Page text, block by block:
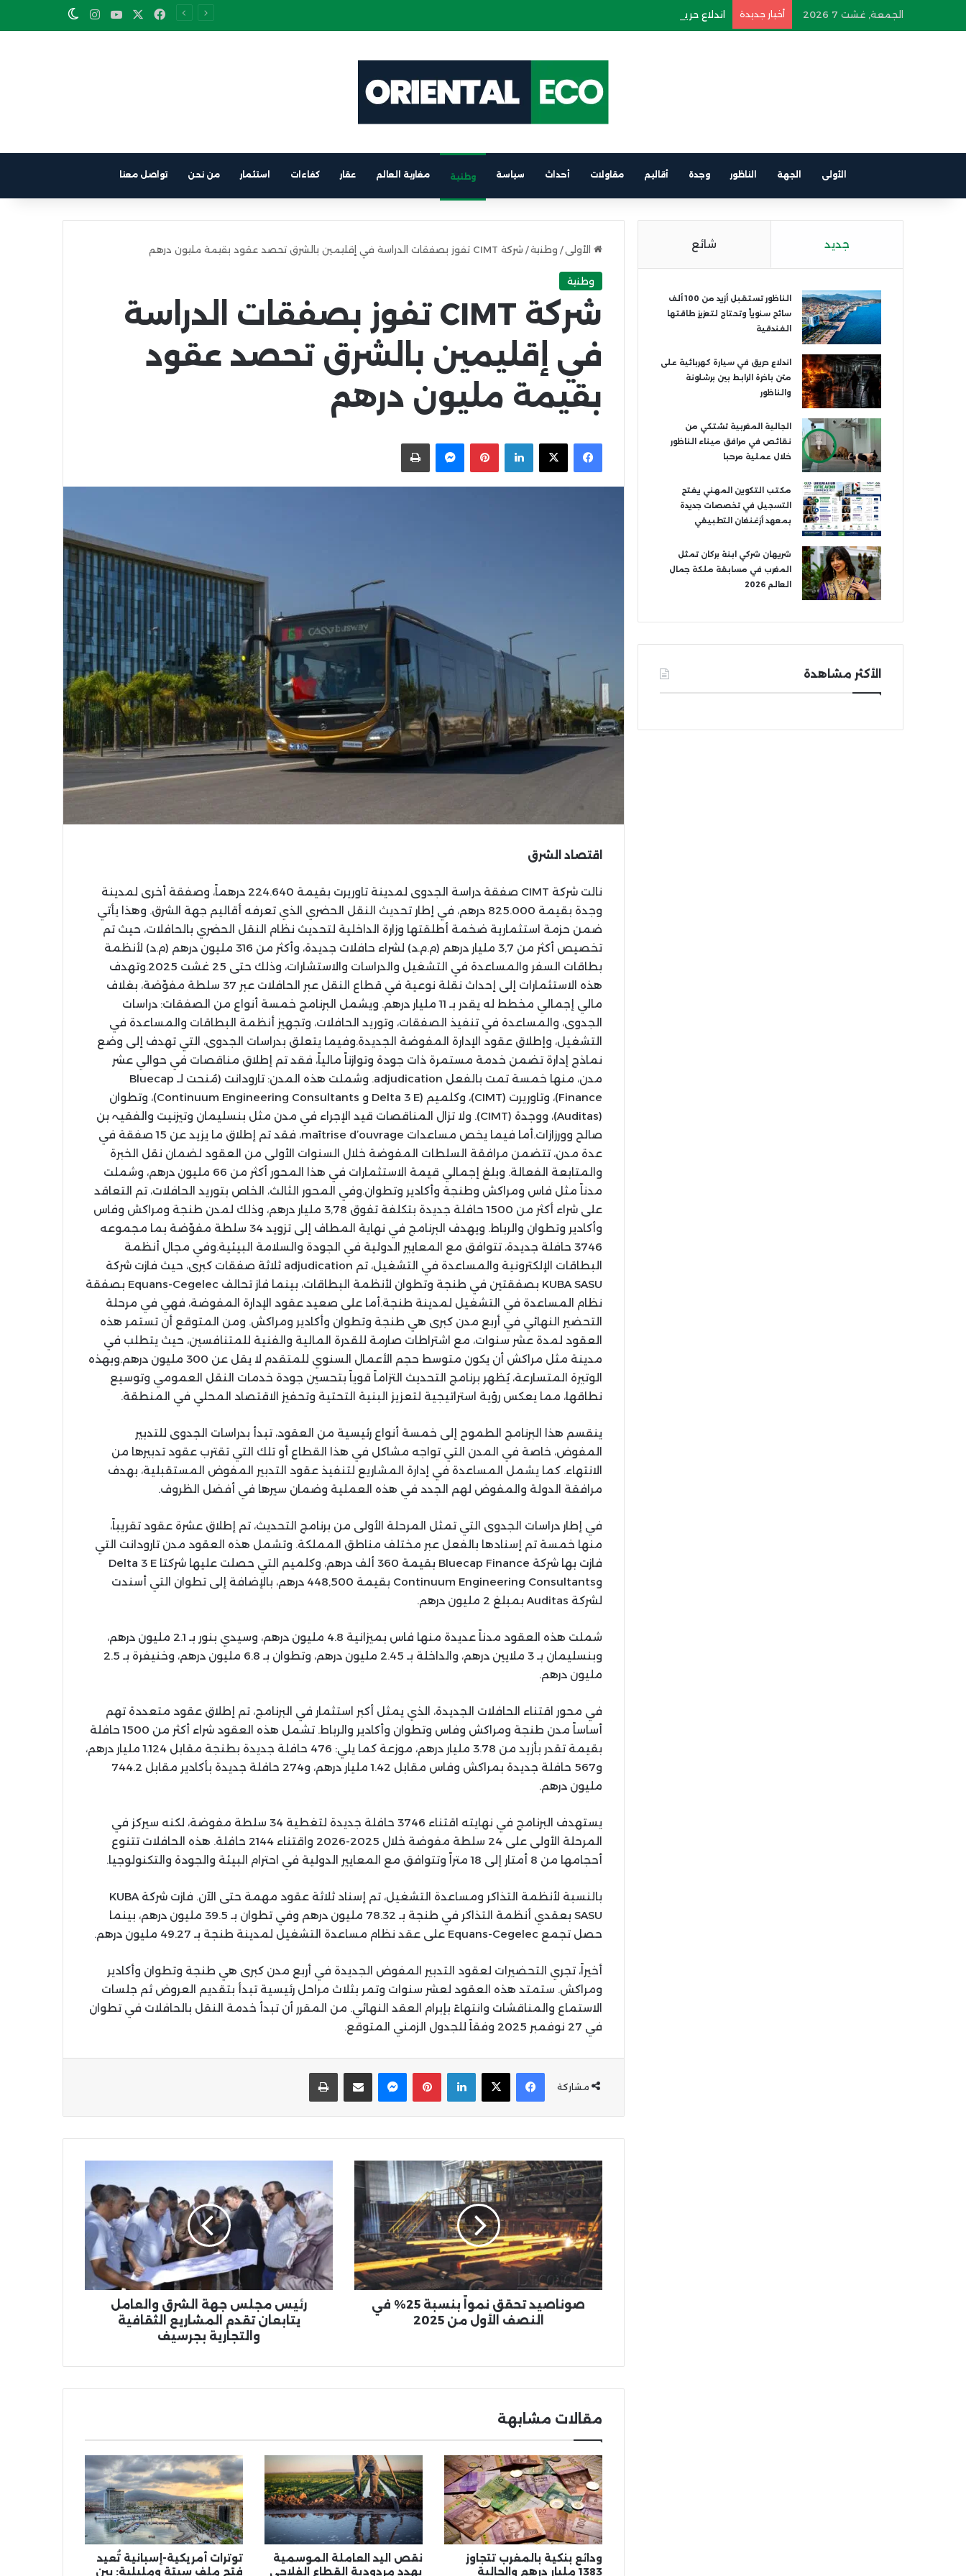
الجمعة, غشت 7 2026 أخبار جديدة اندلاع حريق في سيارة كهربائية على متن باخرة الرابط بين برشلونة والناظور Facebook
YouTube
Instagram
Switch skin
الأولى الجهة الناظور وجدة أقاليم مقاولات أحداث سياسة وطنية مغاربة العالم عقار كفاءات استثمار من نحن تواصل معنا
الأولى / وطنية/ شركة CIMT تفوز بصفقات الدراسة في إقليمين بالشرق تحصد عقود بقيمة مليون درهم
وطنية
شركة CIMT تفوز بصفقات الدراسة
في إقليمين بالشرق تحصد عقود
بقيمة مليون درهم
Facebook
X
LinkedIn
Pinterest
Messengerاطبعها
اقتصاد الشرق
نالت شركة CIMT صفقة دراسة الجدوى لمدينة تاوريرت بقيمة 224.640 درهماً، وصفقة أخرى لمدينة
وجدة بقيمة 825.000 درهم، في إطار تحديث النقل الحضري الذي تعرفه أقاليم جهة الشرق. وهذا يأتي
ضمن حزمة استثمارية ضخمة أطلقتها وزارة الداخلية لتحديث نظام النقل الحضري بالحافلات، حيث تم
تخصيص أكثر من 3,7 مليار درهم (م.م.د) لشراء حافلات جديدة، وأكثر من 316 مليون درهم (م.د) لأنظمة
بطاقات السفر والمساعدة في التشغيل والدراسات والاستشارات، وذلك حتى 25 غشت 2025.وتهدف
هذه الاستثمارات إلى إحداث نقلة نوعية في قطاع النقل عبر الحافلات عبر 37 سلطة مفوّضة، بغلاف
مالي إجمالي مخطط له يقدر بـ 11 مليار درهم. ويشمل البرنامج خمسة أنواع من الصفقات: دراسات
الجدوى، والمساعدة في تنفيذ الصفقات، وتوريد الحافلات، وتجهيز أنظمة البطاقات والمساعدة في
التشغيل، وإطلاق عقود الإدارة المفوضة الجديدة.وفيما يتعلق بدراسات الجدوى، التي تهدف إلى وضع
نماذج إدارة تضمن خدمة مستمرة ذات جودة وتوازناً مالياً، فقد تم إطلاق مناقصات في حوالي عشر
مدن، منها خمسة تمت بالفعل adjudication. وشملت هذه المدن: تارودانت (مُنحت لـ Bluecap
Finance)، وتاوريرت (CIMT)، وكلميم (Delta 3 E و Continuum Engineering Consultants)، وتطوان
(Auditas)، ووجدة (CIMT). ولا تزال المناقصات قيد الإجراء في مدن مثل بنسليمان وتيزنيت والفقيہ بن
صالح وورزازات.أما فيما يخص مساعدات maîtrise d’ouvrage، فقد تم إطلاق ما يزيد عن 15 صفقة في
عدة مدن، تتضمن مرافقة السلطات المفوضة خلال السنوات الأولى من العقود لضمان نقل الخبرة
والمتابعة الفعالة. وبلغ إجمالي قيمة الاستثمارات في هذا المحور أكثر من 66 مليون درهم، وشملت
مدناً مثل فاس ومراكش وطنجة وأكادير وتطوان.وفي المحور الثالث، الخاص بتوريد الحافلات، تم التعاقد
على شراء أكثر من 1500 حافلة جديدة بتكلفة تفوق 3,78 مليار درهم، وذلك لمدن طنجة ومراكش وفاس
وأكادير وتطوان والرباط. ويهدف البرنامج في نهاية المطاف إلى تزويد 34 سلطة مفوّضة بما مجموعه
3746 حافلة جديدة، تتوافق مع المعايير الدولية في الجودة والسلامة البيئية.وفي مجال أنظمة
البطاقات الإلكترونية والمساعدة في التشغيل، تم adjudication ثلاثة صفقات كبرى، حيث فازت شركة
KUBA SASU بصفقتين في طنجة وتطوان لأنظمة البطاقات، بينما فاز تحالف Equans-Cegelec بصفقة
نظام المساعدة في التشغيل لمدينة طنجة.أما على صعيد عقود الإدارة المفوضة، فهي في مرحلة
التحضير النهائي في أربع مدن كبرى هي طنجة وتطوان وأكادير ومراكش. ومن المتوقع أن تستمر هذه
العقود لمدة عشر سنوات، مع اشتراطات صارمة للقدرة المالية والفنية للمتنافسين، حيث يتطلب في
مدينة مثل مراكش أن يكون متوسط حجم الأعمال السنوي للمتقدم لا يقل عن 300 مليون درهم.وبهذه
الوتيرة المتسارعة، يُظهر برنامج التحديث التزاماً قوياً بتحسين جودة خدمات النقل العمومي وتوسيع
نطاقها، مما يعكس رؤية استراتيجية لتعزيز البنية التحتية وتحفيز الاقتصاد المحلي في المنطقة.
ينقسم هذا البرنامج الطموح إلى خمسة أنواع رئيسية من العقود، تبدأ بدراسات الجدوى للتدبير
المفوض، خاصة في المدن التي تواجه مشاكل في هذا القطاع أو تلك التي تقترب عقود تدبيرها من
الانتهاء. كما يشمل المساعدة في إدارة المشاريع لتنفيذ عقود التدبير المفوض المستقبلية، بهدف
مرافقة الدولة والمفوض لهم الجدد في هذه العملية وضمان سيرها في أفضل الظروف.
في إطار دراسات الجدوى التي تمثل المرحلة الأولى من برنامج التحديث، تم إطلاق عشرة عقود تقريباً،
منها خمسة تم إسنادها بالفعل عبر مختلف مناطق المملكة. وتشمل هذه العقود مدن تارودانت التي
فازت بها شركة Bluecap Finance بقيمة 360 ألف درهم، وكلميم التي حصلت عليها شركتا Delta 3 E
وContinuum Engineering Consultants بقيمة 448,500 درهم، بالإضافة إلى تطوان التي أسندت
لشركة Auditas بمبلغ 2 مليون درهم.
شملت هذه العقود مدناً عديدة منها فاس بميزانية 4.8 مليون درهم، وسيدي بنور بـ 2.1 مليون درهم،
وبنسليمان بـ 3 ملايين درهم، والداخلة بـ 2.45 مليون درهم، وتطوان بـ 6.8 مليون درهم، وخنيفرة بـ 2.5
مليون درهم.
في محور اقتناء الحافلات الجديدة، الذي يمثل أكبر استثمار في البرنامج، تم إطلاق عقود متعددة تهم
أساساً مدن طنجة ومراكش وفاس وتطوان وأكادير والرباط. تشمل هذه العقود شراء أكثر من 1500 حافلة
بقيمة تقدر بأزيد من 3.78 مليار درهم، موزعة كما يلي: 476 حافلة جديدة بطنجة مقابل 1.124 مليار درهم،
و567 حافلة جديدة بمراكش وفاس مقابل 1.42 مليار درهم، و274 حافلة جديدة بأكادير مقابل 744.2
مليون درهم.
يستهدف البرنامج في نهايته اقتناء 3746 حافلة جديدة لتغطية 34 سلطة مفوضة، لكنه سيركز في
المرحلة الأولى على 24 سلطة مفوضة خلال 2025-2026 واقتناء 2144 حافلة. هذه الحافلات تتنوع
أحجامها من 8 أمتار إلى 18 متراً وتتوافق مع المعايير الدولية في احترام البيئة والجودة والتكنولوجيا.
بالنسبة لأنظمة التذاكر ومساعدة التشغيل، تم إسناد ثلاثة عقود مهمة حتى الآن. فازت شركة KUBA
SASU بعقدي أنظمة التذاكر في طنجة بـ 78.32 مليون درهم وفي تطوان بـ 39.5 مليون درهم، بينما
حصل تجمع Equans-Cegelec على عقد نظام مساعدة التشغيل لمدينة طنجة بـ 49.27 مليون درهم.
أخيراً، تجري التحضيرات لعقود التدبير المفوض الجديدة في أربع مدن كبرى هي طنجة وتطوان وأكادير
ومراكش. ستمتد هذه العقود لعشر سنوات وتمر بثلاث مراحل رئيسية تبدأ بتقديم العروض ثم جلسات
الاستماع والمناقشات وانتهاءً بإبرام العقد النهائي. من المقرر أن تبدأ خدمة النقل بالحافلات في تطوان
في 27 نوفمبر 2025 وفقاً للجدول الزمني المتوقع.
مشاركة
Facebook
X
LinkedIn
Pinterest
Messengerالمشاركة عبر البريد الإلكترونياطبعها
صوناصيد
تحقق
نمواً
بنسبة
25%
في
النصف
الأول من 2025
صوناصيد تحقق نمواً بنسبة 25% في
النصف الأول من 2025
جهة
الشرق
والعامل
يتابعان
تقدم
المشاريع
الثقافية
والتجاريةرئيس مجلس جهة الشرق والعامل
يتابعان تقدم المشاريع الثقافية
والتجارية بجرسيف
مقالات مشابهة
ودائع بنكية بالمغرب تتجاوز
1383 مليار درهم والجالية
نقص اليد العاملة الموسمية
يهدد مردودية القطاع الفلاحي
توترات أمريكية-إسبانية تُعيد
فتح ملف سبتة ومليلية: بين
جديد شائع
الناظور تستقبل أزيد من 100 ألف
سائح سنوياً وتحتاج لتعزيز طاقتها
الفندقية
اندلاع حريق في سيارة كهربائية على
متن باخرة الرابط بين برشلونة
والناظور
الجالية المغربية تشتكي من
نقائص في مرافق ميناء الناظور
خلال عملية مرحبا
مكتب التكوين المهني يفتح
التسجيل في تخصصات جديدة
بمعهد أزغنغان التطبيقي
شريهان شركي ابنة بركان تمثل
المغرب في مسابقة ملكة جمال
العالم 2026
الأكثر مشاهدة